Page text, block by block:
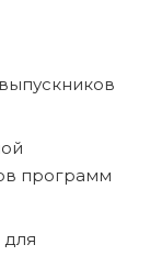
программ